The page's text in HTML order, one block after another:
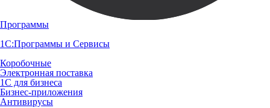
Программы
1С:Программы и Сервисы
Коробочные
Электронная поставка
1С для бизнеса
Бизнес-приложения
Антивирусы